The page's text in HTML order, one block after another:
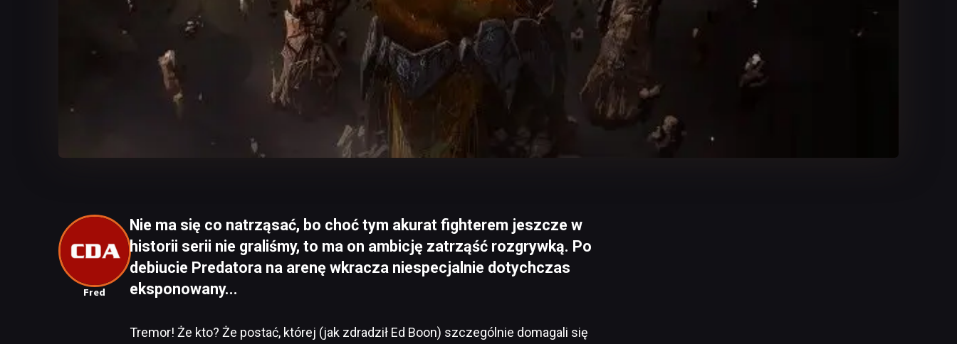
Fred
Nie ma się co natrząsać, bo choć tym akurat fighterem jeszcze w
historii serii nie graliśmy, to ma on ambicję zatrząść rozgrywką. Po
debiucie Predatora na arenę wkracza niespecjalnie dotychczas
eksponowany...
Tremor! Że kto? Że postać, której (jak zdradził Ed Boon) szczególnie domagali się